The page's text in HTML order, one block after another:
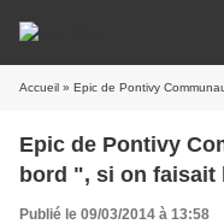
Accueil » Epic de Pontivy
Epic de Pontivy
bord ", si on faisait
Publié le 09/03/2014 à 13:58